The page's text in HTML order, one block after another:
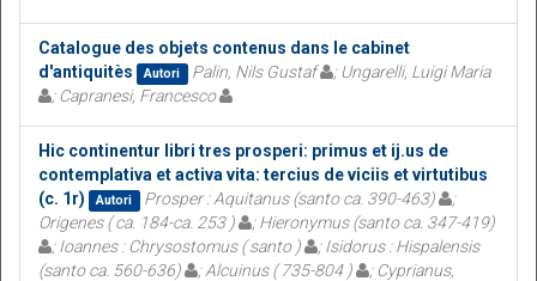
Catalogue des objets contenus dans le cabinet
d'antiquitès
Autori Palin, Nils Gustaf
; Ungarelli, Luigi Maria
; Capranesi, Francesco
Hic continentur libri tres prosperi: primus et ij.us de
contemplativa et activa vita: tercius de viciis et virtutibus
(c. 1r)
Autori Prosper : Aquitanus (santo ca. 390-463)
;
Origenes ( ca. 184-ca. 253 )
; Hieronymus (santo ca. 347-419)
; Ioannes : Chrysostomus ( santo )
; Isidorus : Hispalensis
(santo ca. 560-636)
; Alcuinus ( 735-804 )
; Cyprianus,